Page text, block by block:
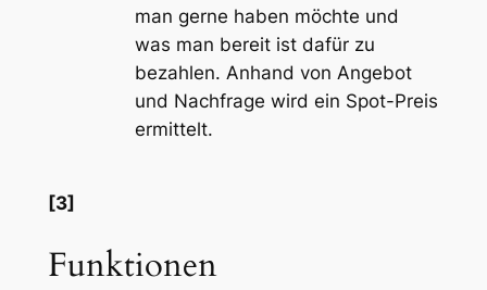
man gerne haben möchte und
was man bereit ist dafür zu
bezahlen. Anhand von Angebot
und Nachfrage wird ein Spot-Preis
ermittelt.
[3]
Funktionen